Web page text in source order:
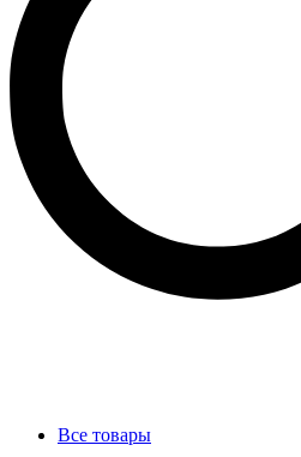
Все товары